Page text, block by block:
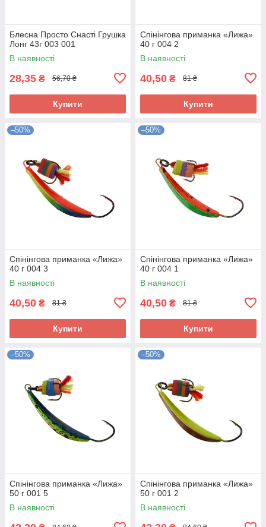
Блесна Просто Снасті Грушка
Лонг 43г 003 001
В наявності
28,35 ₴ 56,70 ₴
Купити
Спінінгова приманка «Лижа»
40 г 004 2
В наявності
40,50 ₴ 81 ₴
Купити
–50%
Спінінгова приманка «Лижа»
40 г 004 3
В наявності
40,50 ₴ 81 ₴
Купити
–50%
Спінінгова приманка «Лижа»
40 г 004 1
В наявності
40,50 ₴ 81 ₴
Купити
–50%
Спінінгова приманка «Лижа»
50 г 001 5
В наявності
–50%
Спінінгова приманка «Лижа»
50 г 001 2
В наявності